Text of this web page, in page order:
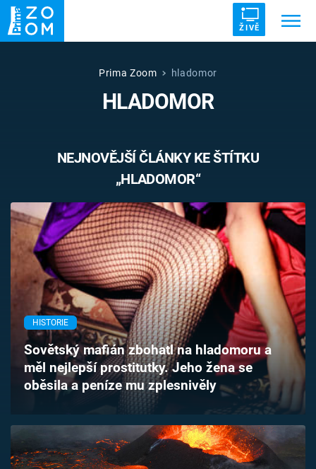
ŽIVĚ
UFO DRUHÁ SVĚTOVÁ VÁLKA
VETŘELCI DÁVNOVĚKU
Témata
Pořady
TV Program
Časopis
Sledujte prima+
Sledujte nás
Prima Zoom hladomor
HLADOMOR
NEJNOVĚJŠÍ ČLÁNKY KE ŠTÍTKU
„HLADOMOR“
HISTORIE
Sovětský mafián zbohatl na hladomoru a
měl nejlepší prostitutky. Jeho žena se
oběsila a peníze mu zplesnivěly